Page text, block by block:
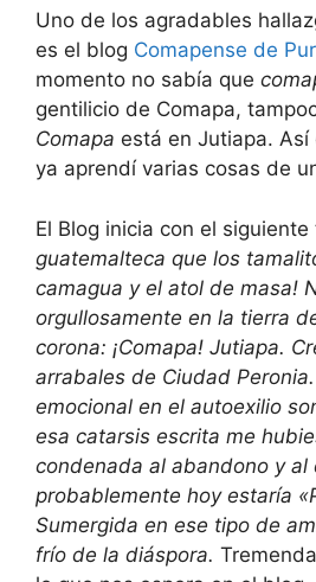
Uno de los agradables
es el blog Comapense de
momento no sabía que
gentilicio de Comapa,
Comapa está en Jutiapa.
ya aprendí varias cosas de
El Blog inicia con el siguiente
guatemalteca que los
camagua y el atol de masa!
orgullosamente en la tierra
corona: ¡Comapa! Jutiapa.
arrabales de Ciudad
emocional en el autoexilio
esa catarsis escrita me
condenada al abandono y al
probablemente hoy estaría
Sumergida en ese tipo de
frío de la diáspora.